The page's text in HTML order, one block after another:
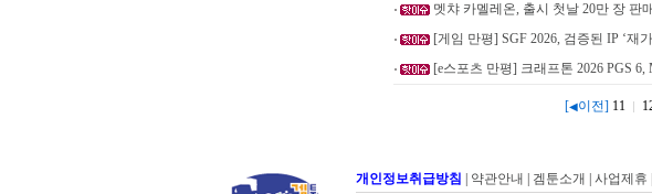
멧챠 카멜레온, 출시 첫날 20만 장 판
[게임 만평] SGF 2026, 검증된 IP ‘재
[e스포츠 만평] 크래프톤 2026 PGS 6,
[◀이전] 11
개인정보취급방침 약관안내 겜툰소개 사업제휴